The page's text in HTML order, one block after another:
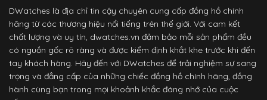
DWatches là địa chỉ tin cậy chuyên cung cấp đồng hồ chính
hãng từ các thương hiệu nổi tiếng trên thế giới. Với cam kết
chất lượng và uy tín, dwatches.vn đảm bảo mỗi sản phẩm đều
có nguồn gốc rõ ràng và được kiểm định khắt khe trước khi đến
tay khách hàng. Hãy đến với DWatches để trải nghiệm sự sang
trọng và đẳng cấp của những chiếc đồng hồ chính hãng, đồng
hành cùng bạn trong mọi khoảnh khắc đáng nhớ của cuộc